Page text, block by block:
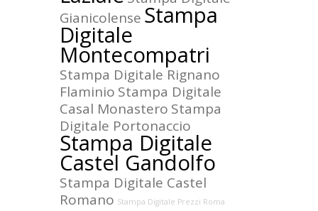
Gianicolense Stampa
Digitale
Montecompatri
Stampa Digitale Rignano
Flaminio Stampa Digitale
Casal Monastero Stampa
Digitale Portonaccio
Stampa Digitale
Castel Gandolfo
Stampa Digitale Castel
Romano Stampa Digitale Prezzi Roma